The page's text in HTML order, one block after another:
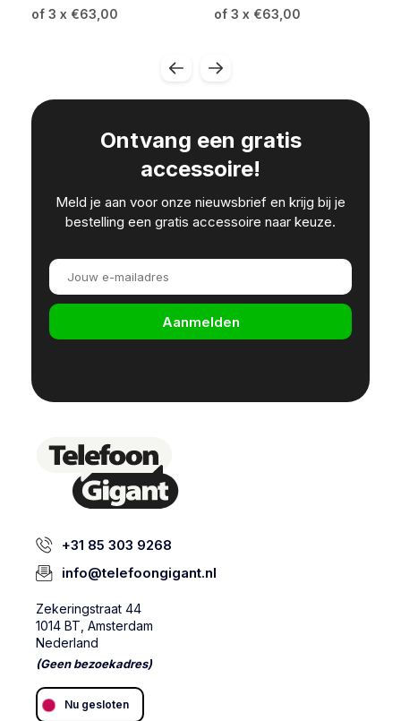
of 3 x €63,00 of 3 x €63,00
Ontvang een gratis
accessoire!
Meld je aan voor onze nieuwsbrief en krijg bij je
bestelling een gratis accessoire naar keuze.
Aanmelden
+31 85 303 9268
info@telefoongigant.nl
Zekeringstraat 44
1014 BT, Amsterdam
Nederland
(Geen bezoekadres)
Nu gesloten